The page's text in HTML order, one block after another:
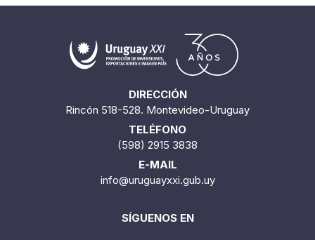
DIRECCIÓN
Rincón 518-528. Montevideo-Uruguay
TELÉFONO
(598) 2915 3838
E-MAIL
info@uruguayxxi.gub.uy
SÍGUENOS EN